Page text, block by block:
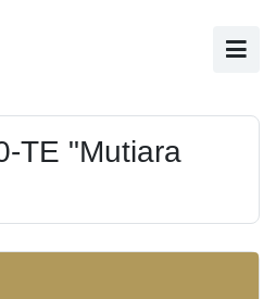
TE "Mutiara